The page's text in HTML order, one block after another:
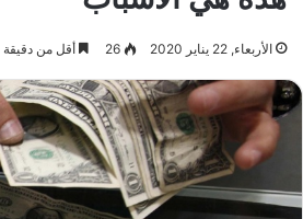
الأربعاء, 22 يناير 2020 26 أقل من دقيقة